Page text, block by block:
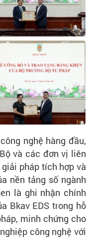
nghệ hàng đầu,
và các đơn vị liên
pháp tích hợp và
nền tảng số ngành
là ghi nhận chính
Bkav EDS trong hỗ
minh chứng cho
công nghệ với